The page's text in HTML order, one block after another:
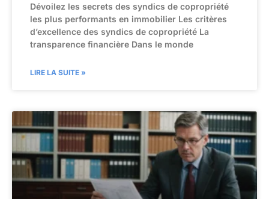
Dévoilez les secrets des syndics de copropriété
les plus performants en immobilier Les critères
d’excellence des syndics de copropriété La
transparence financière Dans le monde
LIRE LA SUITE »